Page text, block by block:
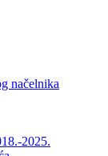
načelnika
2025.